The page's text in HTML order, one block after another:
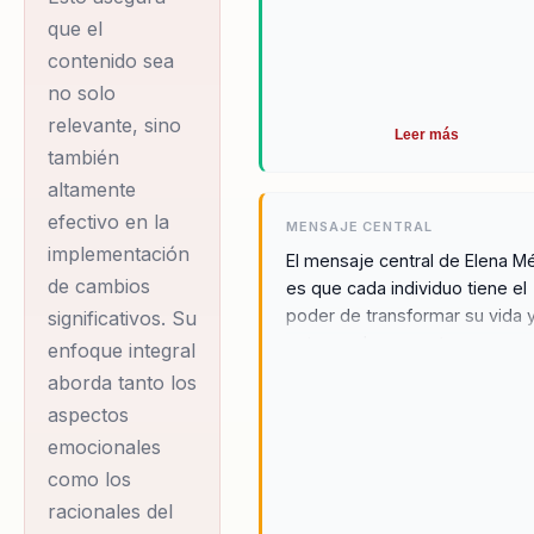
superar barreras
internas y alcanzar
niveles más altos de
éxito personal y
profesional. Su
metodología única
ancestral con
prácticas modernas
de bienestar,
proporcionando un
camino claro hacia la
autorrealización y el
éxito sostenible.
que el
contenido sea
no solo
relevante, sino
también
altamente
efectivo en la
implementación
de cambios
significativos. Su
enfoque integral
aborda tanto los
aspectos
emocionales
como los
racionales del
Leer más
MENSAJE CENTRAL
El mensaje central de Elena
es que cada individuo tiene el
poder de transformar su vida